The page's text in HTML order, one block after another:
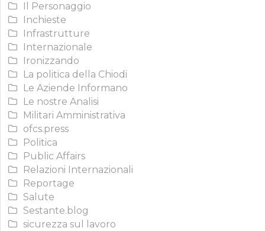
Il Personaggio
Inchieste
Infrastrutture
Internazionale
Ironizzando
La politica della Chiodi
Le Aziende Informano
Le nostre Analisi
Militari Amministrativa
ofcs.press
Politica
Public Affairs
Relazioni Internazionali
Reportage
Salute
Sestante.blog
sicurezza sul lavoro